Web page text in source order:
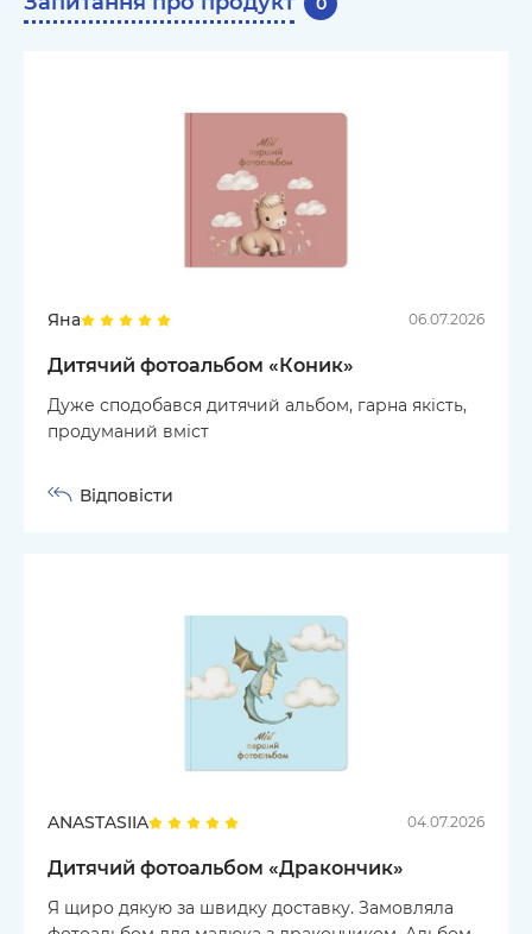
Яна 06.07.2026
Дитячий фотоальбом «Коник»
Дуже сподобався дитячий альбом, гарна якість,
продуманий вміст
Відповісти
ANASTASIIA 04.07.2026
Дитячий фотоальбом «Дракончик»
Я щиро дякую за швидку доставку. Замовляла